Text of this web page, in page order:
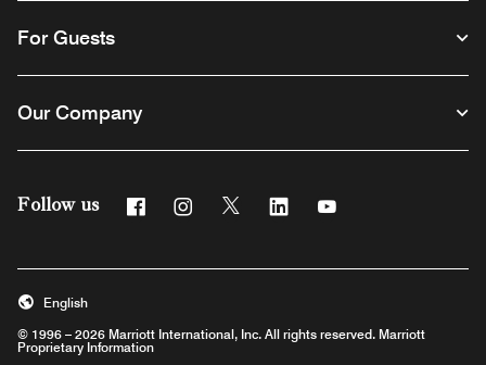
For Guests
Our Company
Follow us FacebookInstagram
Twitter Linkedin
© 1996 – 2026 Marriott International, Inc. All rights reserved. Marriott
Proprietary Information
English